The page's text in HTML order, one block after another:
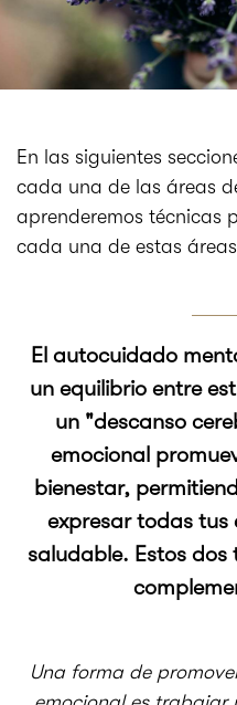
En las siguientes
cada una de las áreas
aprenderemos técnicas
cada una de estas
El autocuidado
un equilibrio entre
un "descanso
emocional
bienestar,
expresar todas tus
saludable. Estos
Una forma de